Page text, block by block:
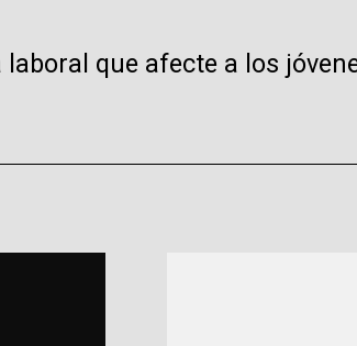
que afecte a los